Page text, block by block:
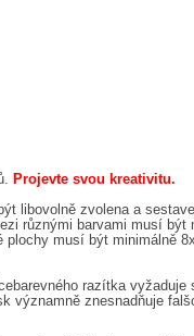
Projevte svou kreativitu.
libovolně zvolena a
různými barvami musí být
plochy musí být minimálně
razítka vyžaduje
významně znesnadňuje